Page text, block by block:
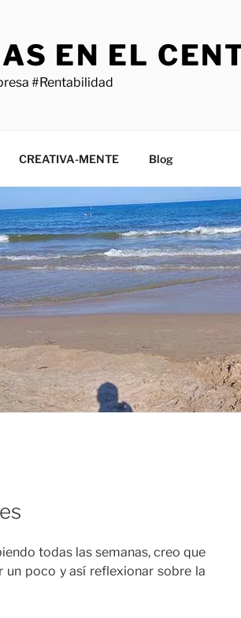
EN EL
#Rentabilidad
CREATIVA-MENTE Blog
todas las semanas, creo que
poco y así reflexionar sobre la